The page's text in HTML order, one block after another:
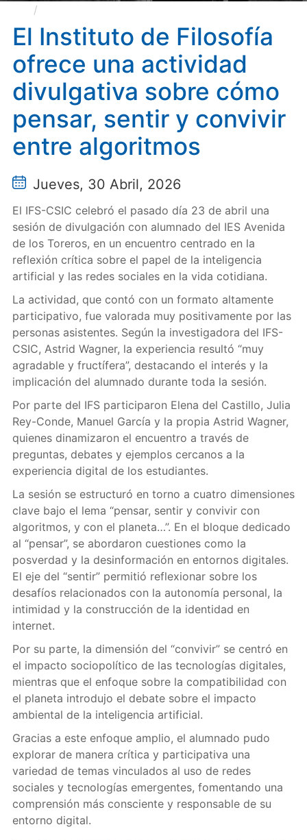
divulgativa sobre cómo pensar, sentir y convivir entre
algoritmos
El Instituto de Filosofía
ofrece una actividad
divulgativa sobre cómo
pensar, sentir y convivir
entre algoritmos
Jueves, 30 Abril, 2026
El IFS-CSIC celebró el pasado día 23 de abril una
sesión de divulgación con alumnado del IES Avenida
de los Toreros, en un encuentro centrado en la
reflexión crítica sobre el papel de la inteligencia
artificial y las redes sociales en la vida cotidiana.
La actividad, que contó con un formato altamente
participativo, fue valorada muy positivamente por las
personas asistentes. Según la investigadora del IFS-
CSIC, Astrid Wagner, la experiencia resultó “muy
agradable y fructífera”, destacando el interés y la
implicación del alumnado durante toda la sesión.
Por parte del IFS participaron Elena del Castillo, Julia
Rey-Conde, Manuel García y la propia Astrid Wagner,
quienes dinamizaron el encuentro a través de
preguntas, debates y ejemplos cercanos a la
experiencia digital de los estudiantes.
La sesión se estructuró en torno a cuatro dimensiones
clave bajo el lema “pensar, sentir y convivir con
algoritmos, y con el planeta…”. En el bloque dedicado
al “pensar”, se abordaron cuestiones como la
posverdad y la desinformación en entornos digitales.
El eje del “sentir” permitió reflexionar sobre los
desafíos relacionados con la autonomía personal, la
intimidad y la construcción de la identidad en
internet.
Por su parte, la dimensión del “convivir” se centró en
el impacto sociopolítico de las tecnologías digitales,
mientras que el enfoque sobre la compatibilidad con
el planeta introdujo el debate sobre el impacto
ambiental de la inteligencia artificial.
Gracias a este enfoque amplio, el alumnado pudo
explorar de manera crítica y participativa una
variedad de temas vinculados al uso de redes
sociales y tecnologías emergentes, fomentando una
comprensión más consciente y responsable de su
entorno digital.